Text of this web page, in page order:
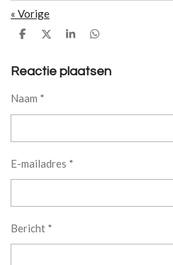
« Vorige
D
e
D
l
S
r
D
e
Reactie plaatsen
Naam *
E-mailadres *
Bericht *